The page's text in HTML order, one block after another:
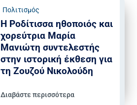
Πολιτισμός
Η Ροδίτισσα ηθοποιός και
χορεύτρια Μαρία
Μανιώτη συντελεστής
στην ιστορική έκθεση για
τη Ζουζού Νικολούδη
Διαβάστε περισσότερα